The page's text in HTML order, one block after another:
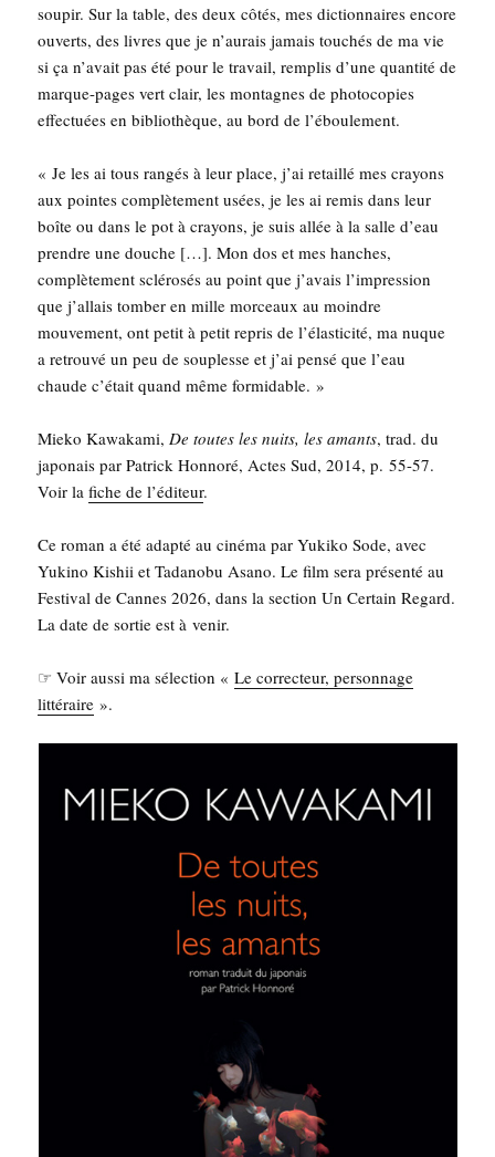
sou­pir. Sur la table, des deux côtés, mes dic­tion­naires encore
ouverts, des livres que je n’aurais jamais tou­chés de ma vie
si ça n’avait pas été pour le tra­vail, rem­plis d’une quan­ti­té de
marque-pages vert clair, les mon­tagnes de pho­to­co­pies
effec­tuées en biblio­thèque, au bord de l’éboulement.
« Je les ai tous ran­gés à leur place, j’ai retaillé mes crayons
aux pointes com­plè­te­ment usées, je les ai remis dans leur
boîte ou dans le pot à crayons, je suis allée à la salle d’eau
prendre une douche […]. Mon dos et mes hanches,
com­plè­te­ment sclé­ro­sés au point que j’avais l’impression
que j’allais tom­ber en mille mor­ceaux au moindre
mou­ve­ment, ont petit à petit repris de l’élasticité, ma nuque
a retrou­vé un peu de sou­plesse et j’ai pen­sé que l’eau
chaude c’était quand même formidable. »
Mie­ko Kawa­ka­mi,De toutes les nuits, les amants, trad. du
japo­nais par Patrick Hon­no­ré, Actes Sud, 2014, p. 55-57.
Voir lafiche de l’éditeur.
Ce roman a été adap­té au ciné­ma par Yuki­ko Sode, avec
Yuki­no Kishii et Tada­no­bu Asa­no. Le film sera pré­sen­té au
Fes­ti­val de Cannes 2026, dans la sec­tion Un Cer­tain Regard.
La date de sor­tie est à venir.
☞ Voir aus­si ma sélec­tion «Le cor­rec­teur, per­son­nage
lit­té­raire ».